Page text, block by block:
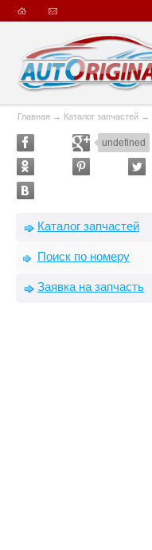
Главная → Каталог запчастей →
undefined
Каталог запчастей
Поиск по номеру
Заявка на запчасть